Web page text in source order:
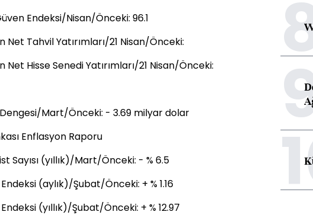
Endeksi/Nisan/Önceki: 96.1
Net Tahvil Yatırımları/21 Nisan/Önceki:
Net Hisse Senedi Yatırımları/21 Nisan/Önceki:
Mart/Önceki: - 3.69 milyar dolar
Enflasyon Raporu
Sayısı (yıllık)/Mart/Önceki: - % 6.5
(aylık)/Şubat/Önceki: + % 1.16
(yıllık)/Şubat/Önceki: + % 12.97